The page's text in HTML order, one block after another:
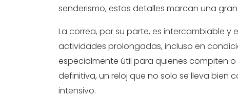
senderismo, estos detalles marcan una
La correa, por su parte, es intercambiable
actividades prolongadas, incluso en
especialmente útil para quienes compiten
definitiva, un reloj que no solo se lleva bien
intensivo.